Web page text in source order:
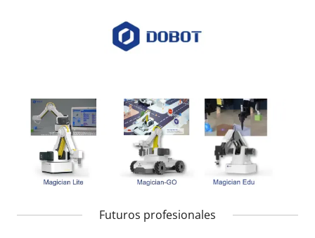
Futuros profesionales